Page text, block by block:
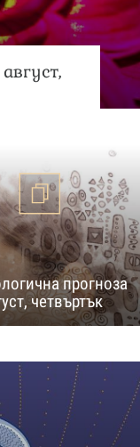
прогноза
четвъртък